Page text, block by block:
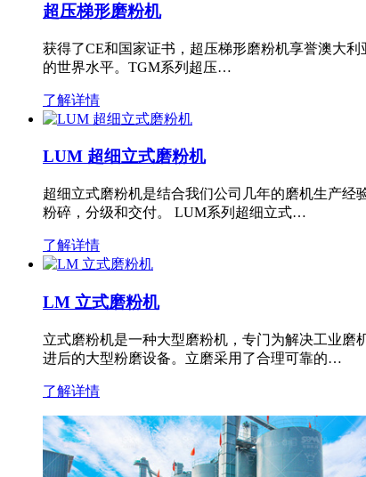
超压梯形磨粉机
获得了CE和国家证书，超压梯形磨粉机享誉澳大
的世界水平。TGM系列超压…
了解详情
LUM 超细立式磨粉机
超细立式磨粉机是结合我们公司几年的磨机生产
粉碎，分级和交付。 LUM系列超细立式…
了解详情
LM 立式磨粉机
立式磨粉机是一种大型磨粉机，专门为解决工业
进后的大型粉磨设备。立磨采用了合理可靠的…
了解详情